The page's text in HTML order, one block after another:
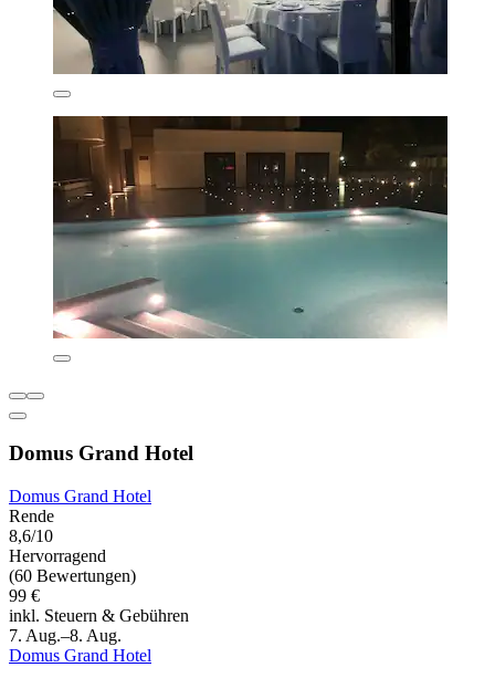
Domus Grand Hotel
Domus Grand Hotel
Rende
8,6/10
Hervorragend
(60 Bewertungen)
99 €
inkl. Steuern & Gebühren
7. Aug.–8. Aug.
Domus Grand Hotel